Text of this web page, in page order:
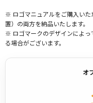
※ ロゴマニュアルをご購入いた
置）の両方を納品いたします。
※ ロゴマークのデザインによっ
る場合がございます。
オ